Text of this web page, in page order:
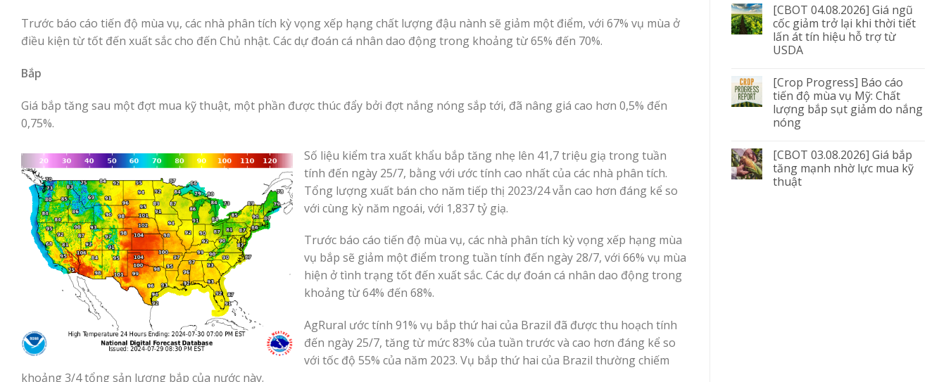
Trước báo cáo tiến độ mùa vụ, các nhà phân tích kỳ vọng xếp hạng chất lượng đậu nành sẽ giảm một điểm, với 67% vụ mùa ở
điều kiện từ tốt đến xuất sắc cho đến Chủ nhật. Các dự đoán cá nhân dao động trong khoảng từ 65% đến 70%.
Bắp
Giá bắp tăng sau một đợt mua kỹ thuật, một phần được thúc đẩy bởi đợt nắng nóng sắp tới, đã nâng giá cao hơn 0,5% đến
0,75%.
Số liệu kiểm tra xuất khẩu bắp tăng nhẹ lên 41,7 triệu giạ trong tuần
tính đến ngày 25/7, bằng với ước tính cao nhất của các nhà phân tích.
Tổng lượng xuất bán cho năm tiếp thị 2023/24 vẫn cao hơn đáng kể so
với cùng kỳ năm ngoái, với 1,837 tỷ giạ.
Trước báo cáo tiến độ mùa vụ, các nhà phân tích kỳ vọng xếp hạng mùa
vụ bắp sẽ giảm một điểm trong tuần tính đến ngày 28/7, với 66% vụ mùa
hiện ở tình trạng tốt đến xuất sắc. Các dự đoán cá nhân dao động trong
khoảng từ 64% đến 68%.
AgRural ước tính 91% vụ bắp thứ hai của Brazil đã được thu hoạch tính
đến ngày 25/7, tăng từ mức 83% của tuần trước và cao hơn đáng kể so
với tốc độ 55% của năm 2023. Vụ bắp thứ hai của Brazil thường chiếm
khoảng 3/4 tổng sản lượng bắp của nước này.
[CBOT 04.08.2026] Giá ngũ
cốc giảm trở lại khi thời tiết
lấn át tín hiệu hỗ trợ từ
USDA
[Crop Progress] Báo cáo
tiến độ mùa vụ Mỹ: Chất
lượng bắp sụt giảm do nắng
nóng
[CBOT 03.08.2026] Giá bắp
tăng mạnh nhờ lực mua kỹ
thuật